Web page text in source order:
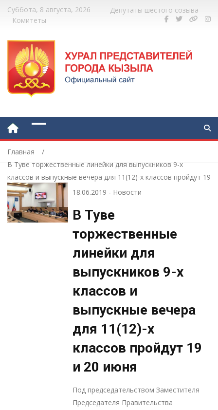
Суббота, 8 августа, 2026
Депутаты шестого созыва
Комитеты
Главная
В Туве торжественные линейки для выпускников 9-х
классов и выпускные вечера для 11(12)-х классов пройдут 19
и 20 июня
18.06.2019 - Новости
В Туве
торжественные
линейки для
выпускников 9-х
классов и
выпускные вечера
для 11(12)-х
классов пройдут 19
и 20 июня
Под председательством Заместителя
Председателя Правительства